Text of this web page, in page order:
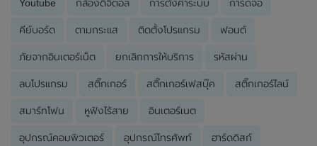
Youtube กล้องดิจิตอล การตั้งค่าระบบ การ์ดจอ
คีย์บอร์ด ตามกระแส ติดตั้งโปรแกรม ฟอนต์
ภัยจากอินเตอร์เน็ต ยกเลิกการให้บริการ รหัสผ่าน
ลบโปรแกรม สติ๊กเกอร์ สติ๊กเกอร์เฟสบุ๊ค สติ๊กเกอร์ไลน์
สมาร์ทโฟน หูฟังไร้สาย อินเตอร์เนต
อุปกรณ์คอมพิวเตอร์ อุปกรณ์โทรศัพท์ ฮาร์ดดิสก์